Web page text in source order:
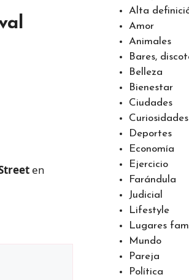
en
Alta
Amor
Animales
Bares,
Belleza
Bienestar
Ciudades
Curiosidades
Deportes
Economía
Ejercicio
Farándula
Judicial
Lifestyle
Lugares
Mundo
Pareja
Política